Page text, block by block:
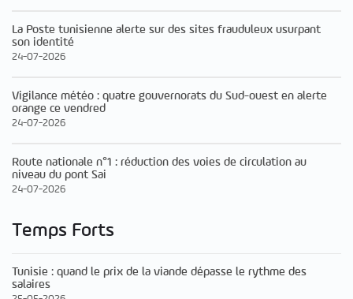
La Poste tunisienne alerte sur des sites frauduleux usurpant
son identité
24-07-2026
Vigilance météo : quatre gouvernorats du Sud-ouest en alerte
orange ce vendred
24-07-2026
Route nationale n°1 : réduction des voies de circulation au
niveau du pont Sai
24-07-2026
Temps Forts
Tunisie : quand le prix de la viande dépasse le rythme des
salaires